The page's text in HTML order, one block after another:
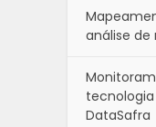
análise de
DataSafra